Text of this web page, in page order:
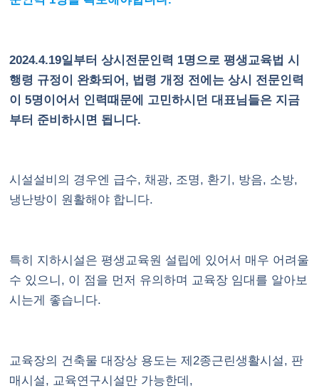
2024.4.19일부터 상시전문인력 1명으로 평생교육법 시
행령 규정이 완화되어, 법령 개정 전에는 상시 전문인력
이 5명이어서 인력때문에 고민하시던 대표님들은 지금
부터 준비하시면 됩니다.
시설설비의 경우엔 급수, 채광, 조명, 환기, 방음, 소방,
냉난방이 원활해야 합니다.
특히 지하시설은 평생교육원 설립에 있어서 매우 어려울
수 있으니, 이 점을 먼저 유의하며 교육장 임대를 알아보
시는게 좋습니다.
교육장의 건축물 대장상 용도는 제2종근린생활시설, 판
매시설, 교육연구시설만 가능한데,